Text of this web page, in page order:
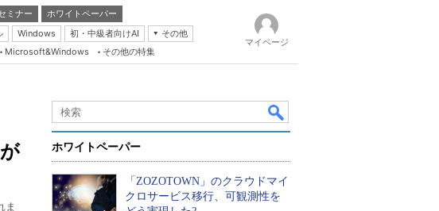
ミナー
ホワイトペーパー
Windows 初・中級者向けAI
その他
Server & Storage
Agile
Database Expert
Microsoft&Windows その他の特集
マイページ
ま
ホワイトペーパー
「ZOZOTOWN」のクラウドマイ
クロサービス移行、可観測性を